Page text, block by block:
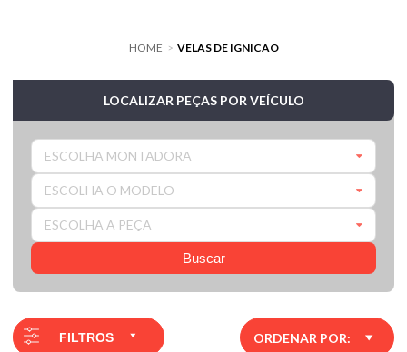
HOME > VELAS DE IGNICAO
LOCALIZAR PEÇAS POR VEÍCULO
ESCOLHA MONTADORA
ESCOLHA O MODELO
ESCOLHA A PEÇA
Buscar
FILTROS ORDENAR POR: